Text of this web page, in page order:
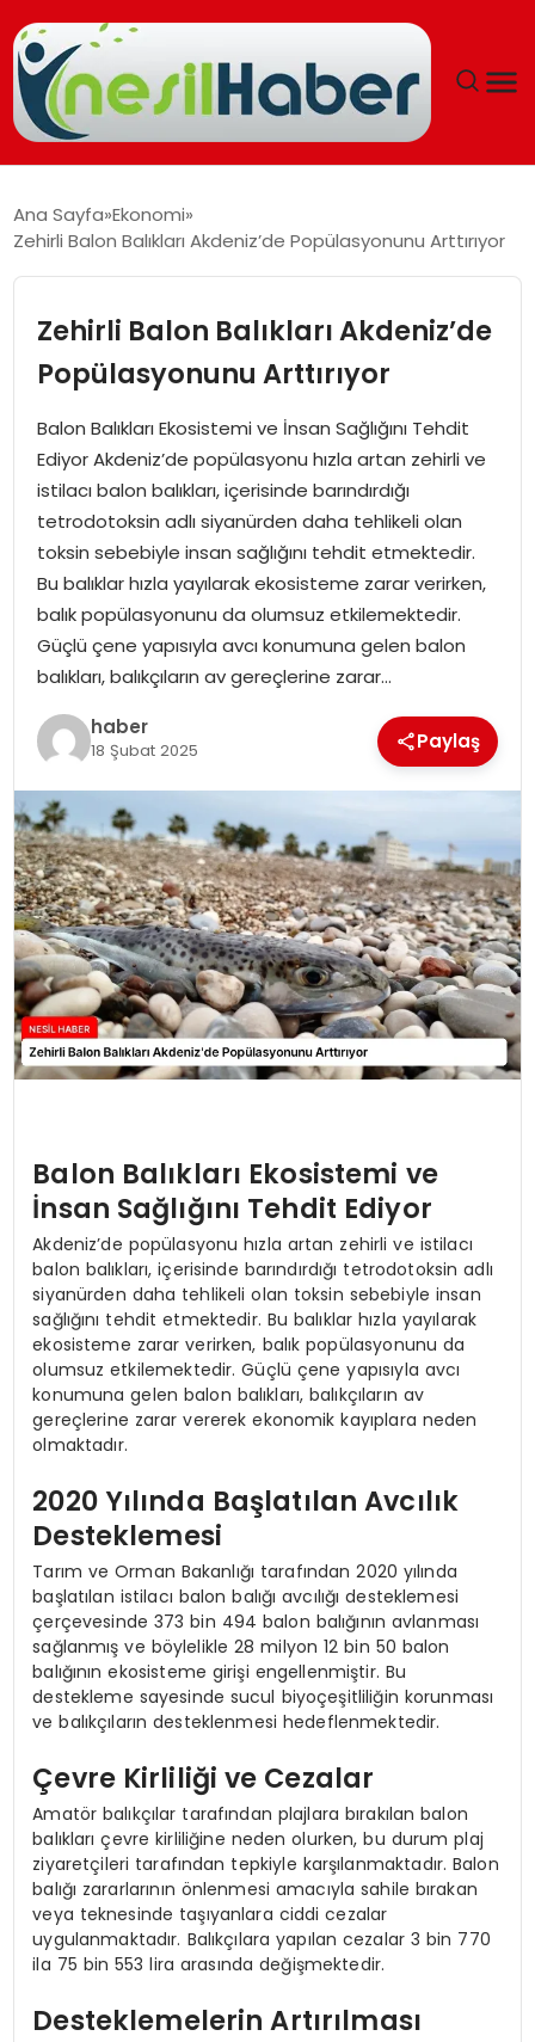
YAŞAM
EĞITIM
SOSYAL HABER
SPOR
EKONOMI
MAGAZIN
TEKNOLOJI
Ana Sayfa Ekonomi
Zehirli Balon Balıkları Akdeniz’de Popülasyonunu Arttırıyor
Zehirli Balon Balıkları Akdeniz’de
Popülasyonunu Arttırıyor
Balon Balıkları Ekosistemi ve İnsan Sağlığını Tehdit
Ediyor Akdeniz’de popülasyonu hızla artan zehirli ve
istilacı balon balıkları, içerisinde barındırdığı
tetrodotoksin adlı siyanürden daha tehlikeli olan
toksin sebebiyle insan sağlığını tehdit etmektedir.
Bu balıklar hızla yayılarak ekosisteme zarar verirken,
balık popülasyonunu da olumsuz etkilemektedir.
Güçlü çene yapısıyla avcı konumuna gelen balon
balıkları, balıkçıların av gereçlerine zarar…
haber
18 Şubat 2025 Paylaş
Balon Balıkları Ekosistemi ve
İnsan Sağlığını Tehdit Ediyor
Akdeniz’de popülasyonu hızla artan zehirli ve istilacı
balon balıkları, içerisinde barındırdığı tetrodotoksin adlı
siyanürden daha tehlikeli olan toksin sebebiyle insan
sağlığını tehdit etmektedir. Bu balıklar hızla yayılarak
ekosisteme zarar verirken, balık popülasyonunu da
olumsuz etkilemektedir. Güçlü çene yapısıyla avcı
konumuna gelen balon balıkları, balıkçıların av
gereçlerine zarar vererek ekonomik kayıplara neden
olmaktadır.
2020 Yılında Başlatılan Avcılık
Desteklemesi
Tarım ve Orman Bakanlığı tarafından 2020 yılında
başlatılan istilacı balon balığı avcılığı desteklemesi
çerçevesinde 373 bin 494 balon balığının avlanması
sağlanmış ve böylelikle 28 milyon 12 bin 50 balon
balığının ekosisteme girişi engellenmiştir. Bu
destekleme sayesinde sucul biyoçeşitliliğin korunması
ve balıkçıların desteklenmesi hedeflenmektedir.
Çevre Kirliliği ve Cezalar
Amatör balıkçılar tarafından plajlara bırakılan balon
balıkları çevre kirliliğine neden olurken, bu durum plaj
ziyaretçileri tarafından tepkiyle karşılanmaktadır. Balon
balığı zararlarının önlenmesi amacıyla sahile bırakan
veya teknesinde taşıyanlara ciddi cezalar
uygulanmaktadır. Balıkçılara yapılan cezalar 3 bin 770
ila 75 bin 553 lira arasında değişmektedir.
Desteklemelerin Artırılması